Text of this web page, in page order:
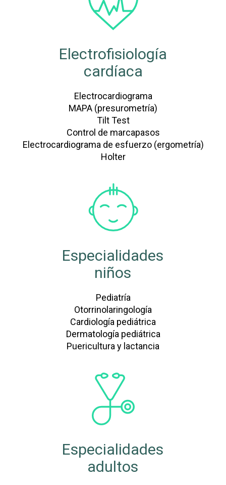
Electrofisiología
cardíaca
Electrocardiograma
MAPA (presurometría)
Tilt Test
Control de marcapasos
Electrocardiograma de esfuerzo (ergometría)
Holter
Especialidades
niños
Pediatría
Otorrinolaringología
Cardiología pediátrica
Dermatología pediátrica
Puericultura y lactancia
Especialidades
adultos